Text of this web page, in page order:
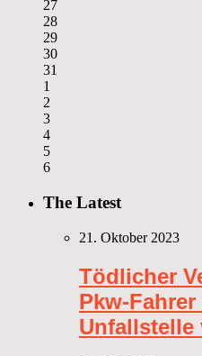
27
28
29
30
31
1
2
3
4
5
6
The Latest
21. Oktober 2023
Tödlicher
Pkw-
Unfallstelle